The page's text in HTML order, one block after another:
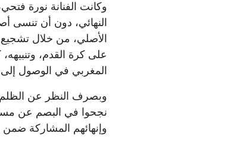
وكانت الفنانة نورة
النهائي، دون أن تنسى
الأصلي، من خلال
على كرة القدم،
المغربي في الوصول إلى
وبصرف النظر عن الظلم
نجحوا في البصم عن مسار
وإنهائهم المشاركة